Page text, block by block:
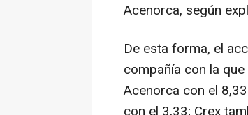
Acenorca, según
De esta forma, el
compañía con la
Acenorca con el